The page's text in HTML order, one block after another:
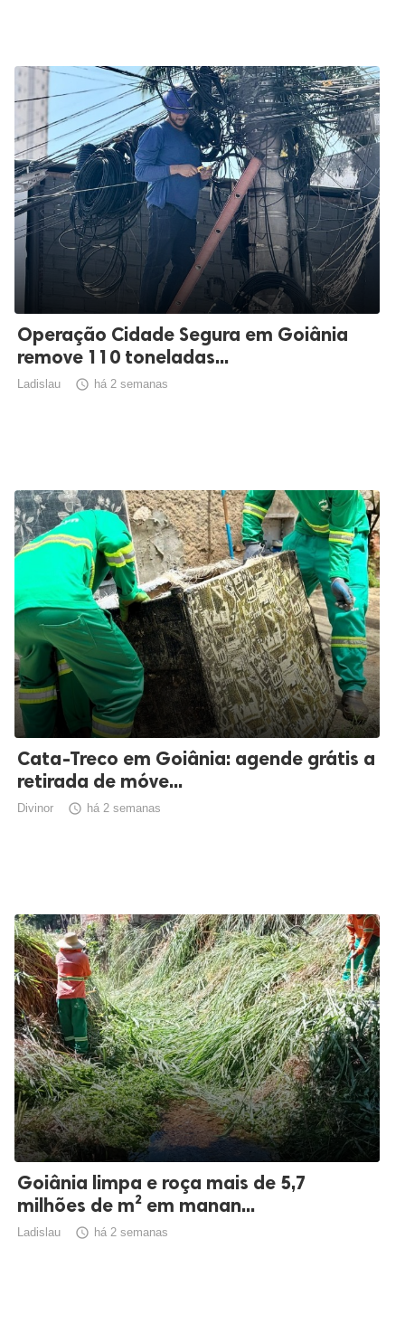
Operação Cidade Segura em Goiânia
remove 110 toneladas...
Ladislau  há 2 semanas
Cata-Treco em Goiânia: agende grátis a
retirada de móve...
Divinor  há 2 semanas
Goiânia limpa e roça mais de 5,7
milhões de m² em manan...
Ladislau  há 2 semanas